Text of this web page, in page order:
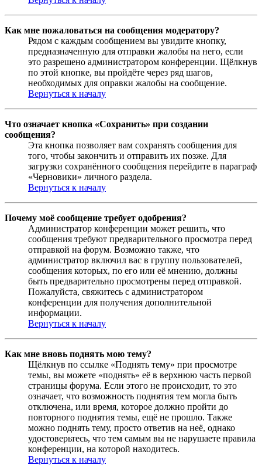
Как мне пожаловаться на сообщения модератору?
Рядом с каждым сообщением вы увидите кнопку,
предназначенную для отправки жалобы на него, если
это разрешено администратором конференции. Щёлкнув
по этой кнопке, вы пройдёте через ряд шагов,
необходимых для оправки жалобы на сообщение.
Вернуться к началу
Что означает кнопка «Сохранить» при создании
сообщения?
Эта кнопка позволяет вам сохранять сообщения для
того, чтобы закончить и отправить их позже. Для
загрузки сохранённого сообщения перейдите в параграф
«Черновики» личного раздела.
Вернуться к началу
Почему моё сообщение требует одобрения?
Администратор конференции может решить, что
сообщения требуют предварительного просмотра перед
отправкой на форум. Возможно также, что
администратор включил вас в группу пользователей,
сообщения которых, по его или её мнению, должны
быть предварительно просмотрены перед отправкой.
Пожалуйста, свяжитесь с администратором
конференции для получения дополнительной
информации.
Вернуться к началу
Как мне вновь поднять мою тему?
Щёлкнув по ссылке «Поднять тему» при просмотре
темы, вы можете «поднять» её в верхнюю часть первой
страницы форума. Если этого не происходит, то это
означает, что возможность поднятия тем могла быть
отключена, или время, которое должно пройти до
повторного поднятия темы, ещё не прошло. Также
можно поднять тему, просто ответив на неё, однако
удостоверьтесь, что тем самым вы не нарушаете правила
конференции, на которой находитесь.
Вернуться к началу